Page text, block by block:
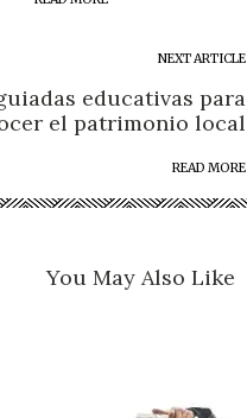
NEXT ARTICLE
educativas para
el patrimonio local
READ MORE
You May Also Like